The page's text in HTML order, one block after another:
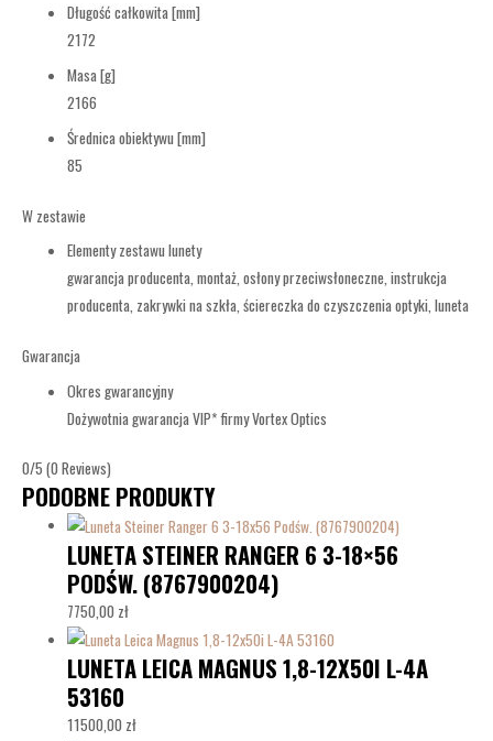
Długość całkowita [mm]
2172
Masa [g]
2166
Średnica obiektywu [mm]
85
W zestawie
Elementy zestawu lunety
gwarancja producenta,montaż,osłony przeciwsłoneczne,instrukcja
producenta, zakrywki na szkła,ściereczka do czyszczenia optyki,luneta
Gwarancja
Okres gwarancyjny
Dożywotnia gwarancja VIP* firmy Vortex Optics
0/5 (0 Reviews)
PODOBNE PRODUKTY
LUNETA STEINER RANGER 6 3-18×56
PODŚW. (8767900204)
7750,00 zł
LUNETA LEICA MAGNUS 1,8-12X50I L-4A
53160
11500,00 zł